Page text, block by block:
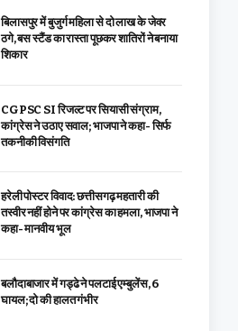
बिलासपुर में बुजुर्ग महिला से दो लाख के जेवर
ठगे, बस स्टैंड का रास्ता पूछकर शातिरों ने बनाया
शिकार
CGPSC SI रिजल्ट पर सियासी संग्राम,
कांग्रेस ने उठाए सवाल; भाजपा ने कहा- सिर्फ
तकनीकी विसंगति
हरेली पोस्टर विवाद: छत्तीसगढ़ महतारी की
तस्वीर नहीं होने पर कांग्रेस का हमला, भाजपा ने
कहा- मानवीय भूल
बलौदाबाजार में गड्ढे ने पलटाई एम्बुलेंस, 6
घायल; दो की हालत गंभीर